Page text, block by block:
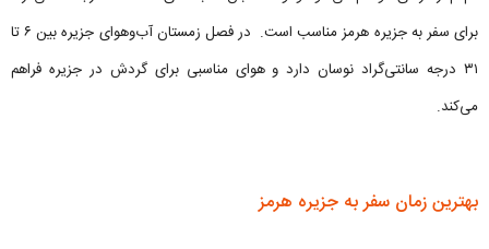
برای سفر به جزیره هرمز مناسب است. در فصل زمستان آب‌وهوای جزیره بین ۶ تا
۳۱ درجه سانتی‌گراد نوسان دارد و هوای مناسبی برای گردش در جزیره فراهم
می‌کند.
بهترین زمان سفر به جزیره هرمز